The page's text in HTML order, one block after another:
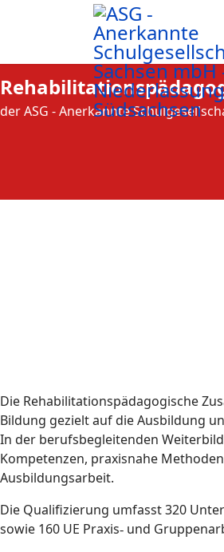
der ASG - Anerkannte
Die Rehabilitationspädagogische
Bildung gezielt auf die Ausbildung
In der berufsbegleitenden
Kompetenzen, praxisnahe
Ausbildungsarbeit.
Die Qualifizierung umfasst 320
sowie 160 UE Praxis‑ und